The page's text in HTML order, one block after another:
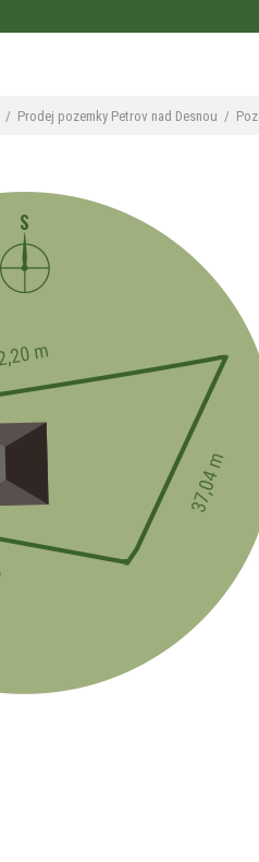
/ Prodej pozemky Petrov nad Desnou /